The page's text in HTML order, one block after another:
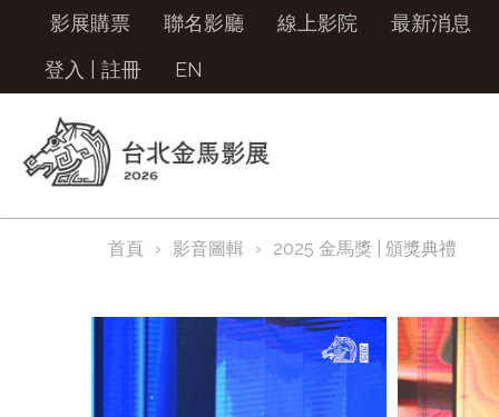
影展購票 聯名影廳 線上影院
最新消息
登入
註冊 EN
首頁 影音圖輯 2025 金馬獎 | 頒獎典禮